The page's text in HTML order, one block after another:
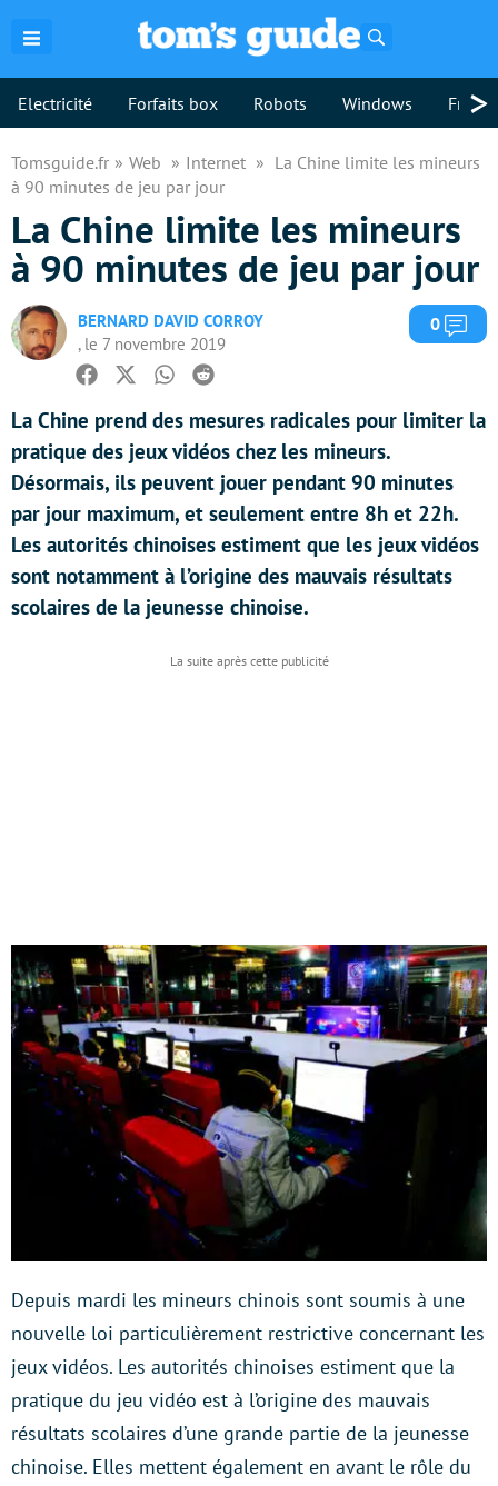
Electricité Forfaits box Robots Windows >
Tomsguide.fr Web Internet
La Chine limite les mineurs
à 90 minutes de jeu par jour
La Chine limite les mineurs
à 90 minutes de jeu par jour
BERNARD DAVID CORROY
, le 7 novembre 2019
0
Facebook
TwitterWhatsapp
Reddit
La Chine prend des mesures radicales pour limiter la
pratique des jeux vidéos chez les mineurs.
Désormais, ils peuvent jouer pendant 90 minutes
par jour maximum, et seulement entre 8h et 22h.
Les autorités chinoises estiment que les jeux vidéos
sont notamment à l’origine des mauvais résultats
scolaires de la jeunesse chinoise.
Depuis mardi les mineurs chinois sont soumis à une
nouvelle loi particulièrement restrictive concernant les
jeux vidéos. Les autorités chinoises estiment que la
pratique du jeu vidéo est à l’origine des mauvais
résultats scolaires d’une grande partie de la jeunesse
chinoise. Elles mettent également en avant le rôle du